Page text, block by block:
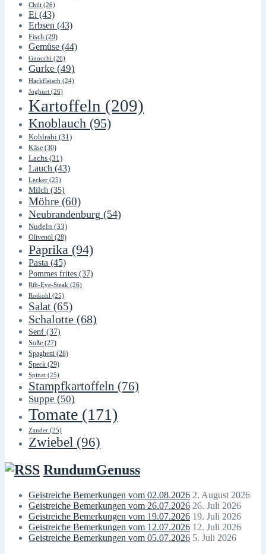
Chili (26)
Ei (43)
Erbsen (43)
Fisch (29)
Gemüse (44)
Gnocchi (26)
Gurke (49)
Hackfleisch (24)
Joghurt (26)
Kartoffeln (209)
Knoblauch (95)
Kohlrabi (31)
Käse (30)
Lachs (31)
Lauch (43)
Lecker (25)
Milch (35)
Möhre (60)
Neubrandenburg (54)
Nudeln (33)
Olivenöl (28)
Paprika (94)
Pasta (45)
Pommes frites (37)
Rib-Eye-Steak (26)
Rotkohl (25)
Salat (65)
Schalotte (68)
Senf (37)
Soße (27)
Spaghetti (28)
Speck (29)
Spinat (25)
Stampfkartoffeln (76)
Suppe (50)
Tomate (171)
Zander (25)
Zwiebel (96)
RundumGenuss
Geistreiche Bemerkungen vom 02.08.2026 2. August 2026
Geistreiche Bemerkungen vom 26.07.2026 26. Juli 2026
Geistreiche Bemerkungen vom 19.07.2026 19. Juli 2026
Geistreiche Bemerkungen vom 12.07.2026 12. Juli 2026
Geistreiche Bemerkungen vom 05.07.2026 5. Juli 2026